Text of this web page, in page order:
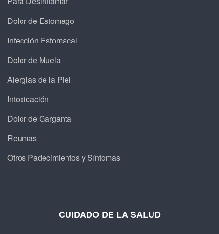
Dolor de Estomago
Infección Estomacal
Dolor de Muela
Alergias de la Piel
Intoxicación
Dolor de Garganta
Reumas
Otros Padecimientos y Síntomas
CUIDADO DE LA SALUD